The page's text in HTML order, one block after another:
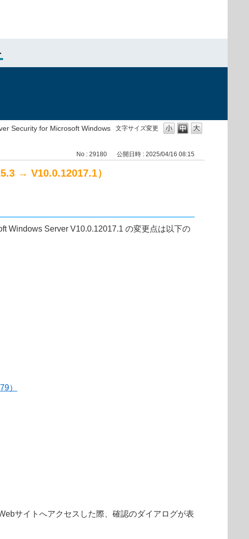
文字サイズ変更
Security for Microsoft Windows
No : 29180 公開日時 : 2025/04/16 08:15
→ V10.0.12017.1）
Windows Server V10.0.12017.1 の変更点は以下の
）
サイトへアクセスした際、確認のダイアログが表